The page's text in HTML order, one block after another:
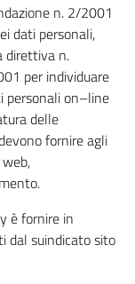
n. 2/2001
dati personali,
direttiva n.
per individuare
personali on–line
delle
fornire agli
è fornire in
dal suindicato sito